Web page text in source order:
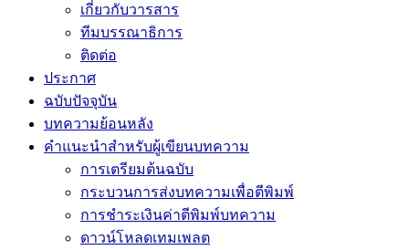
เกี่ยวกับวารสาร
ทีมบรรณาธิการ
ติดต่อ
ประกาศ
ฉบับปัจจุบัน
บทความย้อนหลัง
คำแนะนำสำหรับผู้เขียนบทความ
การเตรียมต้นฉบับ
กระบวนการส่งบทความเพื่อตีพิมพ์
การชำระเงินค่าตีพิมพ์บทความ
ดาวน์โหลดเทมเพลต